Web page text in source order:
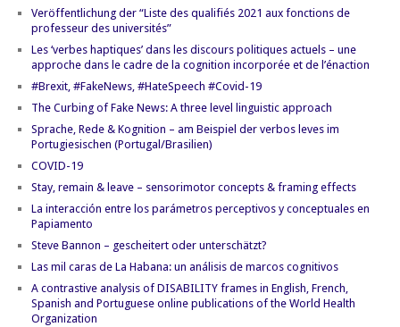
Veröffentlichung der “Liste des qualifiés 2021 aux fonctions de
professeur des universités”
Les ‘verbes haptiques’ dans les discours politiques actuels – une
approche dans le cadre de la cognition incorporée et de l’énaction
#Brexit, #FakeNews, #HateSpeech #Covid-19
The Curbing of Fake News: A three level linguistic approach
Sprache, Rede & Kognition – am Beispiel der verbos leves im
Portugiesischen (Portugal/Brasilien)
COVID-19
Stay, remain & leave – sensorimotor concepts & framing effects
La interacción entre los parámetros perceptivos y conceptuales en
Papiamento
Steve Bannon – gescheitert oder unterschätzt?
Las mil caras de La Habana: un análisis de marcos cognitivos
A contrastive analysis of DISABILITY frames in English, French,
Spanish and Portuguese online publications of the World Health
Organization